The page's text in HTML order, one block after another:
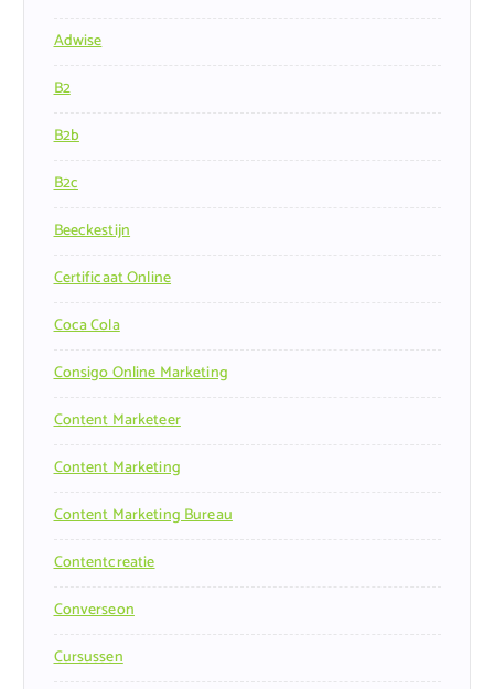
Adwise
B2
B2b
B2c
Beeckestijn
Certificaat Online
Coca Cola
Consigo Online Marketing
Content Marketeer
Content Marketing
Content Marketing Bureau
Contentcreatie
Converseon
Cursussen